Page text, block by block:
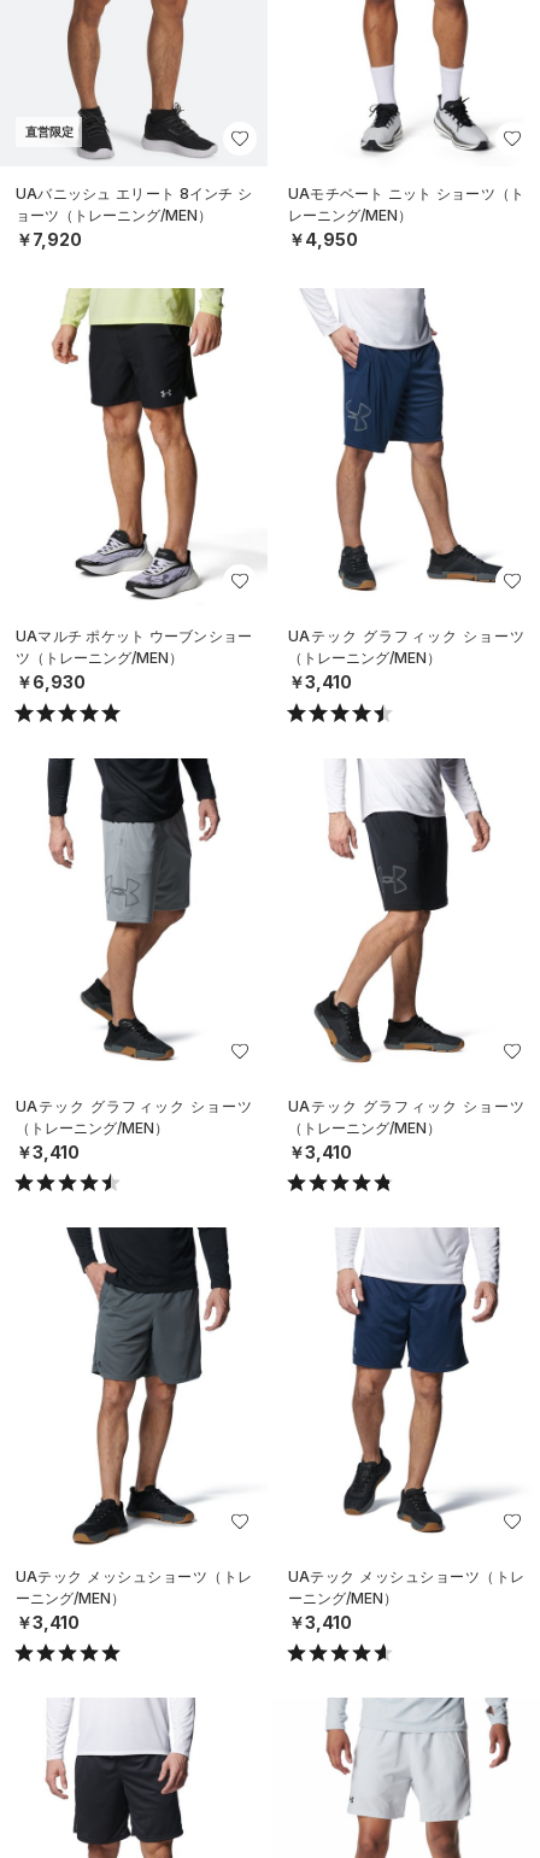
直営限定
UAバニッシュ エリート 8インチ シ
ョーツ（トレーニング/MEN）
￥7,920
UAモチベート ニット ショーツ（ト
レーニング/MEN）
￥4,950
UAマルチ ポケット ウーブンショー
ツ（トレーニング/MEN）
￥6,930
UAテック グラフィック ショーツ
（トレーニング/MEN）
￥3,410
UAテック グラフィック ショーツ
（トレーニング/MEN）
￥3,410
UAテック グラフィック ショーツ
（トレーニング/MEN）
￥3,410
UAテック メッシュショーツ（トレ
ーニング/MEN）
￥3,410
UAテック メッシュショーツ（トレ
ーニング/MEN）
￥3,410